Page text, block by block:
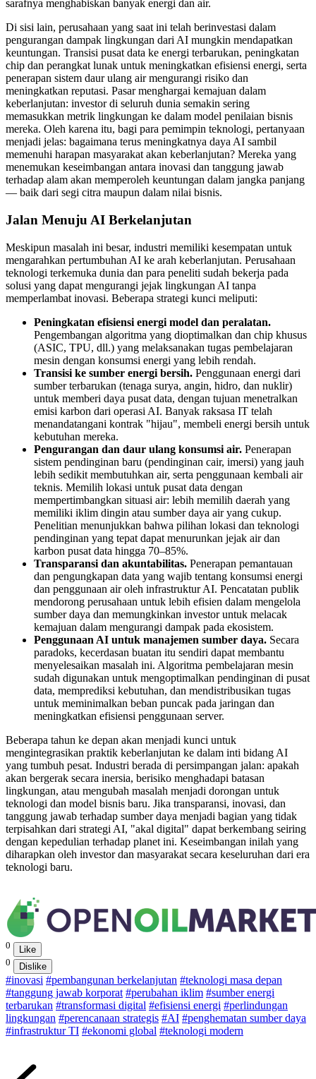
sarafnya menghabiskan banyak energi dan air.
Di sisi lain, perusahaan yang saat ini telah berinvestasi dalam
pengurangan dampak lingkungan dari AI mungkin mendapatkan
keuntungan. Transisi pusat data ke energi terbarukan, peningkatan
chip dan perangkat lunak untuk meningkatkan efisiensi energi, serta
penerapan sistem daur ulang air mengurangi risiko dan
meningkatkan reputasi. Pasar menghargai kemajuan dalam
keberlanjutan: investor di seluruh dunia semakin sering
memasukkan metrik lingkungan ke dalam model penilaian bisnis
mereka. Oleh karena itu, bagi para pemimpin teknologi, pertanyaan
menjadi jelas: bagaimana terus meningkatnya daya AI sambil
memenuhi harapan masyarakat akan keberlanjutan? Mereka yang
menemukan keseimbangan antara inovasi dan tanggung jawab
terhadap alam akan memperoleh keuntungan dalam jangka panjang
— baik dari segi citra maupun dalam nilai bisnis.
Jalan Menuju AI Berkelanjutan
Meskipun masalah ini besar, industri memiliki kesempatan untuk
mengarahkan pertumbuhan AI ke arah keberlanjutan. Perusahaan
teknologi terkemuka dunia dan para peneliti sudah bekerja pada
solusi yang dapat mengurangi jejak lingkungan AI tanpa
memperlambat inovasi. Beberapa strategi kunci meliputi:
Peningkatan efisiensi energi model dan peralatan.
Pengembangan algoritma yang dioptimalkan dan chip khusus
(ASIC, TPU, dll.) yang melaksanakan tugas pembelajaran
mesin dengan konsumsi energi yang lebih rendah.
Transisi ke sumber energi bersih. Penggunaan energi dari
sumber terbarukan (tenaga surya, angin, hidro, dan nuklir)
untuk memberi daya pusat data, dengan tujuan menetralkan
emisi karbon dari operasi AI. Banyak raksasa IT telah
menandatangani kontrak "hijau", membeli energi bersih untuk
kebutuhan mereka.
Pengurangan dan daur ulang konsumsi air. Penerapan
sistem pendinginan baru (pendinginan cair, imersi) yang jauh
lebih sedikit membutuhkan air, serta penggunaan kembali air
teknis. Memilih lokasi untuk pusat data dengan
mempertimbangkan situasi air: lebih memilih daerah yang
memiliki iklim dingin atau sumber daya air yang cukup.
Penelitian menunjukkan bahwa pilihan lokasi dan teknologi
pendinginan yang tepat dapat menurunkan jejak air dan
karbon pusat data hingga 70–85%.
Transparansi dan akuntabilitas. Penerapan pemantauan
dan pengungkapan data yang wajib tentang konsumsi energi
dan penggunaan air oleh infrastruktur AI. Pencatatan publik
mendorong perusahaan untuk lebih efisien dalam mengelola
sumber daya dan memungkinkan investor untuk melacak
kemajuan dalam mengurangi dampak pada ekosistem.
Penggunaan AI untuk manajemen sumber daya. Secara
paradoks, kecerdasan buatan itu sendiri dapat membantu
menyelesaikan masalah ini. Algoritma pembelajaran mesin
sudah digunakan untuk mengoptimalkan pendinginan di pusat
data, memprediksi kebutuhan, dan mendistribusikan tugas
untuk meminimalkan beban puncak pada jaringan dan
meningkatkan efisiensi penggunaan server.
Beberapa tahun ke depan akan menjadi kunci untuk
mengintegrasikan praktik keberlanjutan ke dalam inti bidang AI
yang tumbuh pesat. Industri berada di persimpangan jalan: apakah
akan bergerak secara inersia, berisiko menghadapi batasan
lingkungan, atau mengubah masalah menjadi dorongan untuk
teknologi dan model bisnis baru. Jika transparansi, inovasi, dan
tanggung jawab terhadap sumber daya menjadi bagian yang tidak
terpisahkan dari strategi AI, "akal digital" dapat berkembang seiring
dengan kepedulian terhadap planet ini. Keseimbangan inilah yang
diharapkan oleh investor dan masyarakat secara keseluruhan dari era
teknologi baru.
0
Like
0
Dislike
#inovasi #pembangunan berkelanjutan #teknologi masa depan
#tanggung jawab korporat #perubahan iklim #sumber energi
terbarukan #transformasi digital #efisiensi energi #perlindungan
lingkungan #perencanaan strategis #AI #penghematan sumber daya
#infrastruktur TI #ekonomi global #teknologi modern